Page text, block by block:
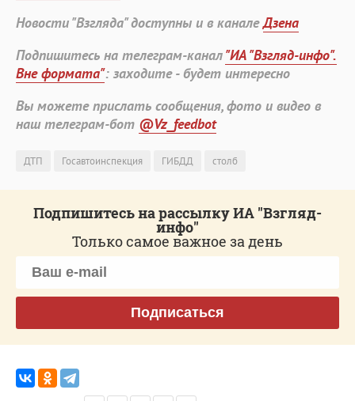
Новости "Взгляда" доступны и в каналеДзена
Подпишитесь на телеграм-канал"ИА "Взгляд-инфо".
Вне формата": заходите - будет интересно
Вы можете прислать сообщения, фото и видео в
наш телеграм-бот @Vz_feedbot
ДТП Госавтоинспекция ГИБДД столб
Подпишитесь на рассылку ИА "Взгляд-
инфо"
Только самое важное за день
Подписаться